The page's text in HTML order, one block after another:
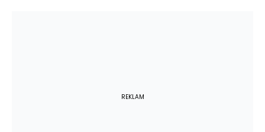
REKLAM